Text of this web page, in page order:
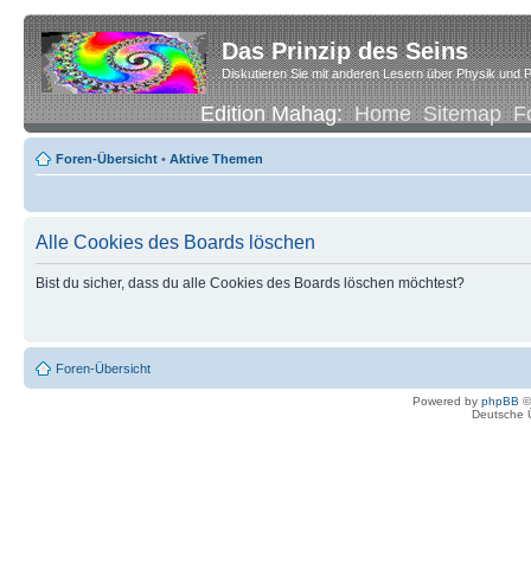
Das Prinzip des Seins
Diskutieren Sie mit anderen Lesern über Physik und
Edition Mahag:Home Sitemap
Foren-Übersicht • Aktive Themen
Alle Cookies des Boards löschen
Bist du sicher, dass du alle Cookies des Boards löschen möchtest?
Foren-Übersicht
Powered by phpBB
Deutsche